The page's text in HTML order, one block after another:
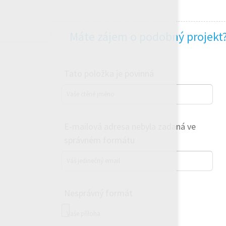
Máte zájem o podobný
E-mailová adresa nebyla zadaná ve